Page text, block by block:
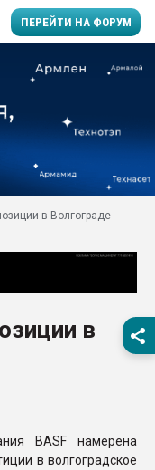
ПЕРЕЙТИ НА ФОРУМ
заводу пластмасс"
Помощь в подборе
Вакуум-формовочные
первый план в
пластмасс
бутылок
в Волгограде
в
BASF намерена
в волгоградское